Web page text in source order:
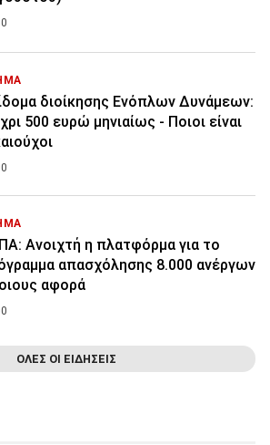
διοίκησης Ενόπλων Δυνάμεων:
500 ευρώ μηνιαίως - Ποιοι είναι
Ανοιχτή η πλατφόρμα για το
απασχόλησης 8.000 ανέργων
αφορά
ΟΛΕΣ ΟΙ ΕΙΔΗΣΕΙΣ